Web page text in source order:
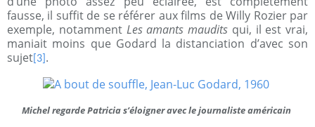
fausse, il suffit de se référer aux films de Willy Rozier par
exemple, notamment Les amants maudits qui, il est vrai,
maniait moins que Godard la distanciation d’avec son
sujet [3] .
Michel regarde Patricia s’éloigner avec le journaliste américain